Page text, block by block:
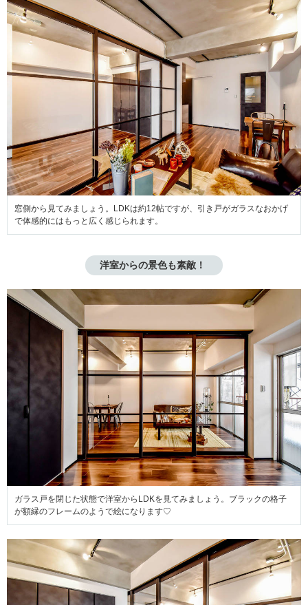
窓側から見てみましょう。LDKは約12帖ですが、引き戸がガラスなおかげ
で体感的にはもっと広く感じられます。
洋室からの景色も素敵！
ガラス戸を閉じた状態で洋室からLDKを見てみましょう。ブラックの格子
が額縁のフレームのようで絵になります♡